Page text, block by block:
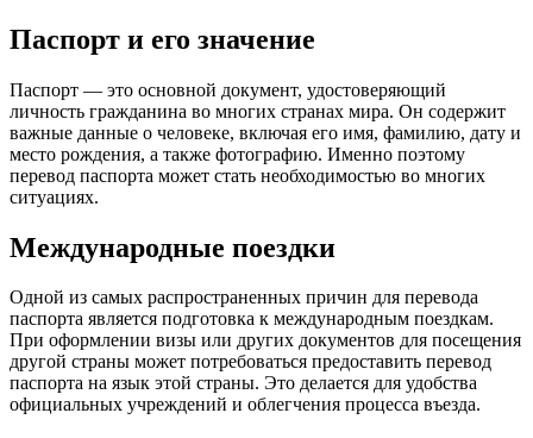
Паспорт и его значение
Паспорт — это основной документ, удостоверяющий
личность гражданина во многих странах мира. Он содержит
важные данные о человеке, включая его имя, фамилию, дату и
место рождения, а также фотографию. Именно поэтому
перевод паспорта может стать необходимостью во многих
ситуациях.
Международные поездки
Одной из самых распространенных причин для перевода
паспорта является подготовка к международным поездкам.
При оформлении визы или других документов для посещения
другой страны может потребоваться предоставить перевод
паспорта на язык этой страны. Это делается для удобства
официальных учреждений и облегчения процесса въезда.